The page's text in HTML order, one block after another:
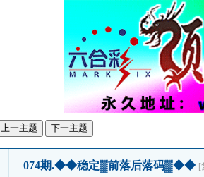
上一主题 下一主题
074期.◆◆稳定▓前落后落码▓◆◆ [